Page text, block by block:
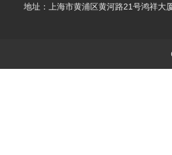
地址：上海市黄浦区黄河路21号鸿祥大